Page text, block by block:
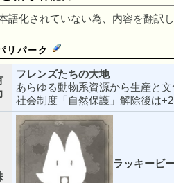
語化されていない為、内容を翻訳
リパーク
フレンズたちの大地
あらゆる動物系資源から生産と文
社会制度「自然保護」解除後は+2
ラッキービ